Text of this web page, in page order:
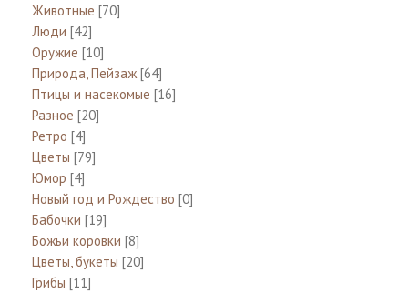
Животные [70]
Люди [42]
Оружие [10]
Природа, Пейзаж [64]
Птицы и насекомые [16]
Разное [20]
Ретро [4]
Цветы [79]
Юмор [4]
Новый год и Рождество [0]
Бабочки [19]
Божьи коровки [8]
Цветы, букеты [20]
Грибы [11]